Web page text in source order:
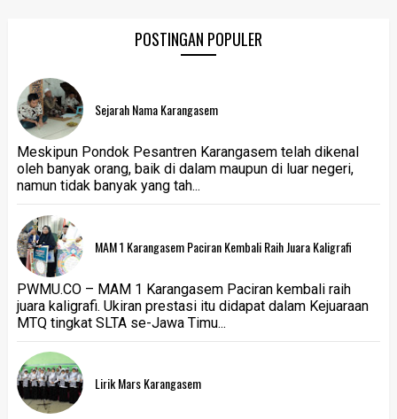
POSTINGAN POPULER
Sejarah Nama Karangasem
Meskipun Pondok Pesantren Karangasem telah dikenal
oleh banyak orang, baik di dalam maupun di luar negeri,
namun tidak banyak yang tah...
MAM 1 Karangasem Paciran Kembali Raih Juara Kaligrafi
PWMU.CO – MAM 1 Karangasem Paciran kembali raih
juara kaligrafi. Ukiran prestasi itu didapat dalam Kejuaraan
MTQ tingkat SLTA se-Jawa Timu...
Lirik Mars Karangasem